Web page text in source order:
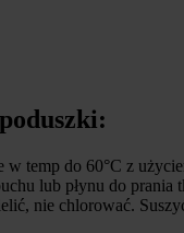
w temp do 60°C z
lub płynu do prania
nie chlorować.